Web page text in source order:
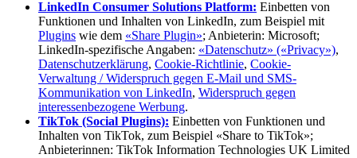
LinkedIn Consumer Solutions Platform: Einbetten von
Funktionen und Inhalten von LinkedIn, zum Beispiel mit
Plugins wie dem «Share Plugin»; Anbieterin: Microsoft;
LinkedIn-spezifische Angaben: «Datenschutz» («Privacy»),
Datenschutzerklärung, Cookie-Richtlinie, Cookie-
Verwaltung / Widerspruch gegen E-Mail und SMS-
Kommunikation von LinkedIn, Widerspruch gegen
interessenbezogene Werbung.
TikTok (Social Plugins): Einbetten von Funktionen und
Inhalten von TikTok, zum Beispiel «Share to TikTok»;
Anbieterinnen: TikTok Information Technologies UK Limited